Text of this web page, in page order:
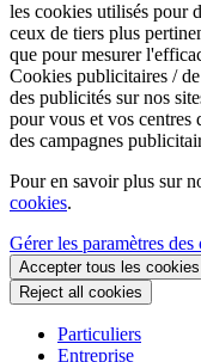
les cookies utilisés pour
ceux de tiers plus
que pour mesurer
Cookies publicitaires /
des publicités sur nos
pour vous et vos centres
des campagnes
Pour en savoir plus sur
cookies.
Gérer les paramètres des
Accepter tous les cookies
Reject all cookies
Particuliers
Entreprise